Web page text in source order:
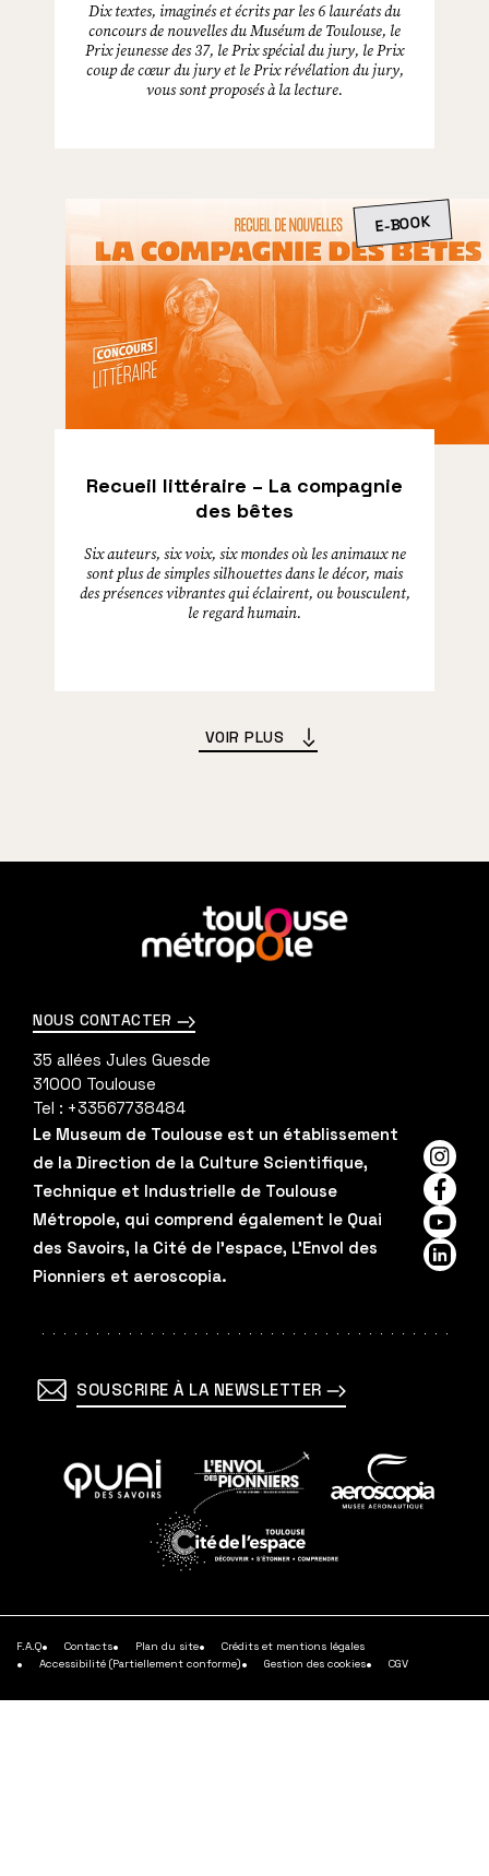
Dix textes, imaginés et écrits par les 6 lauréats du
concours de nouvelles du Muséum de Toulouse, le
Prix jeunesse des 37, le Prix spécial du jury, le Prix
coup de cœur du jury et le Prix révélation du jury,
vous sont proposés à la lecture.
E-BOOK
Recueil littéraire – La compagnie
des bêtes
Six auteurs, six voix, six mondes où les animaux ne
sont plus de simples silhouettes dans le décor, mais
des présences vibrantes qui éclairent, ou bousculent,
le regard humain.
VOIR PLUS
En
savoir
plus
NOUS CONTACTER
35 allées Jules Guesde
31000 Toulouse
Tel : +33567738484
Le Museum de Toulouse est un établissement
de la Direction de la Culture Scientifique,
Technique et Industrielle de Toulouse
Métropole, qui comprend également le Quai
des Savoirs, la Cité de l'espace, L'Envol des
Pionniers et aeroscopia.
SOUSCRIRE À LA NEWSLETTER
En
savoir
plus
F.A.Q Contacts Plan du site
Crédits et mentions légales
Accessibilité (Partiellement conforme)
Gestion des cookies CGV